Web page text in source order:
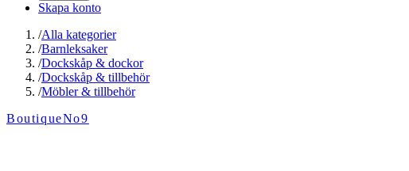
Skapa konto
/Alla kategorier
/Barnleksaker
/Dockskåp & dockor
/Dockskåp & tillbehör
/Möbler & tillbehör
BoutiqueNo9